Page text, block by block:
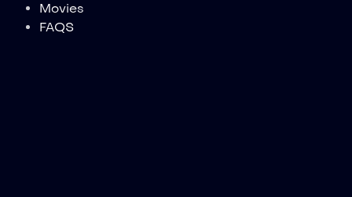
Movies
FAQS